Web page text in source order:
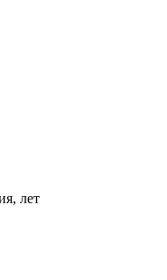
лет